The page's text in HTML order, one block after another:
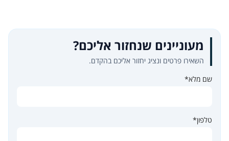
מעוניינים שנחזור אליכם?
השאירו פרטים ונציג יחזור אליכם בהקדם.
שם מלא*
טלפון*